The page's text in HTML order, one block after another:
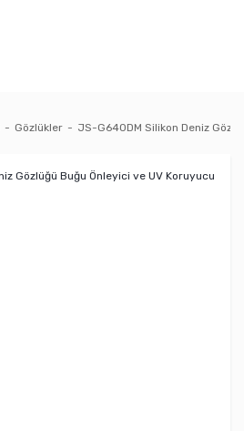
Gözlükler JS-G640DM Silikon Deniz